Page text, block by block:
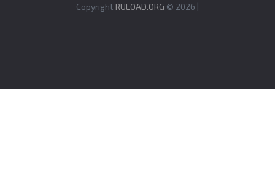
Copyright RULOAD.ORG © 2026 |